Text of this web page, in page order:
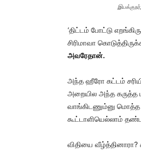
‘திட்டம் போட்டு
சிரிமாவா
அவரேதான்.
அந்த ஹீரோ கட்டம்
அறையில அந்த கருத்த
வாங்கிடணும்னு மொத்த
கூட்டாளியெல்லாம்
விதியை வீழ்த்தினாரா?